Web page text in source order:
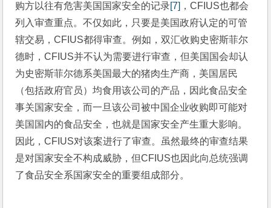
购方以往有危害美国国家安全的记录[7] ，CFIUS也都会
列入审查重点。不仅如此，只要是美国政府认定的可管
辖交易，CFIUS都得审查。例如，双汇收购史密斯菲尔
德时，CFIUS并不认为需要进行审查，但美国国会却认
为史密斯菲尔德系美国最大的猪肉生产商，美国居民
（包括政府官员）均食用该公司的产品，因此食品安全
事关国家安全，而一旦该公司被中国企业收购即可能对
美国国内的食品安全，也就是国家安全产生重大影响。
因此，CFIUS对该案进行了审查。虽然最终的审查结果
是对国家安全不构成威胁，但CFIUS也因此向总统强调
了食品安全系国家安全的重要组成部分。